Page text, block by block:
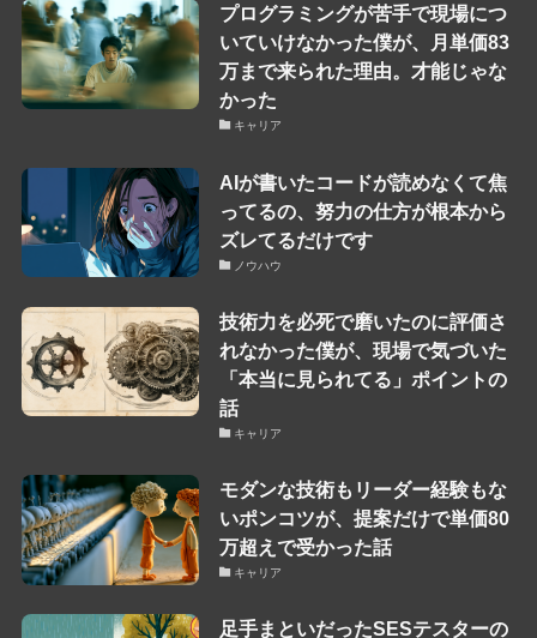
プログラミングが苦手で現場につ
いていけなかった僕が、月単価83
万まで来られた理由。才能じゃな
かった
キャリア
AIが書いたコードが読めなくて焦
ってるの、努力の仕方が根本から
ズレてるだけです
ノウハウ
技術力を必死で磨いたのに評価さ
れなかった僕が、現場で気づいた
「本当に見られてる」ポイントの
話
キャリア
モダンな技術もリーダー経験もな
いポンコツが、提案だけで単価80
万超えで受かった話
キャリア
足手まといだったSESテスターの